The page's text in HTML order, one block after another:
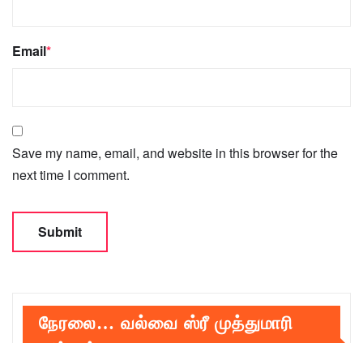
Email*
Save my name, email, and website in this browser for the
next time I comment.
நேரலை… வல்வை ஸ்ரீ முத்துமாரி